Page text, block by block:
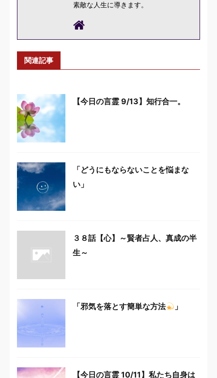
素敵な人生に導きます。
関連記事
【今日の言霊 9/13】知行合一。
「どうにもならないことを悩まな
い」
３８話【心】～賢者占人、真成の半
生～
「邪気を落とす簡単な方法 」
【今日の言霊 10/11】私たち自身は